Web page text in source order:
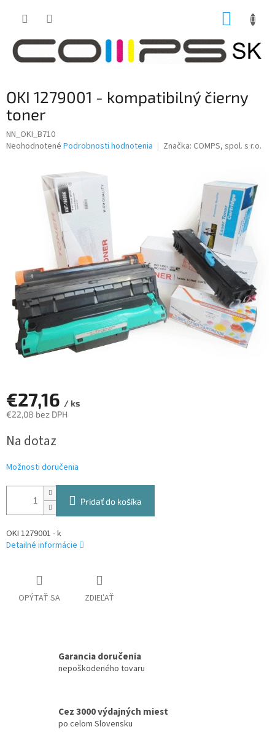
OKI 1279001 - kompatibilný čierny
toner
NN_OKI_B710
Priemerné
Neohodnotené Podrobnosti hodnotenia Značka: COMPS, spol. s r.o.
€27,16 / ks
€22,08 bez DPH
cena:
Na dotaz
Možnosti doručenia
Pridať do košíka
OKI 1279001 - k
Detailné informácie
OPÝTAŤ SA ZDIEĽAŤ
Garancia doručenia
nepoškodeného tovaru
Cez 3000 výdajných miest
po celom Slovensku